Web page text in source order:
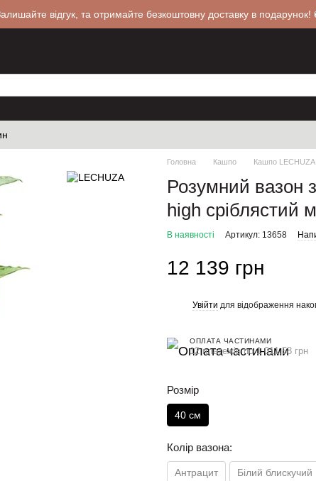
відгук, та отримайте безкоштовну доставку в подарунок!
Головна Кашпо Кашпо LECHUZA
Розумний вазон
high сріблястий
В наявності Артикул: 13658
12 139 грн
Увійти для відображення
ОПЛАТА ЧАСТИНАМИ
12 платежів по 1 011.58 грн
Розмір
40 см
Колір вазона:
Антрацит Білий блискучий